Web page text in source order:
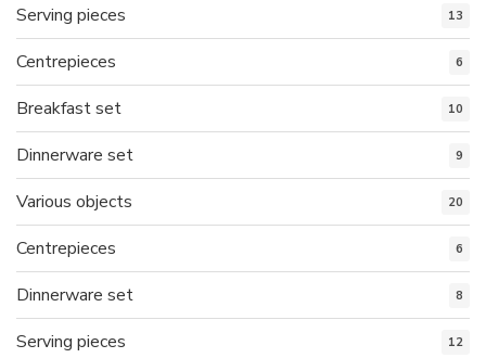
Serving pieces 13
Centrepieces 6
Breakfast set 10
Dinnerware set 9
Various objects 20
Centrepieces 6
Dinnerware set 8
Serving pieces 12